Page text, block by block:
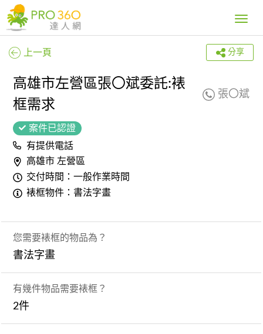
Toggle
上一頁 分享
高雄市左營區張〇斌委託:裱
框需求
張〇斌
案件已認證
有提供電話
高雄市 左營區
交付時間：一般作業時間
裱框物件：書法字畫
您需要裱框的物品為？
書法字畫
有幾件物品需要裱框？
2件